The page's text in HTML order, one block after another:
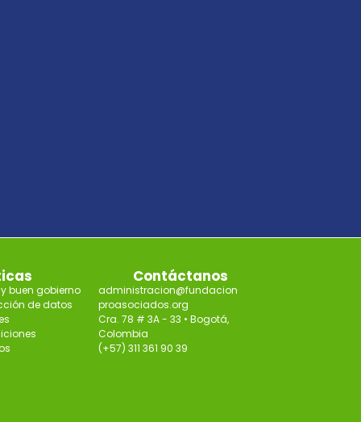
buen gobierno
de datos
Contáctanos
administracion@fundacion
proasociados.org
Cra. 78 # 3A - 33 • Bogotá,
Colombia
(+57) 311 361 90 39